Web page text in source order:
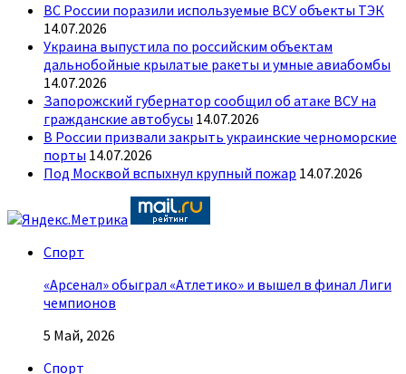
ВС России поразили используемые ВСУ объекты ТЭК
14.07.2026
Украина выпустила по российским объектам
дальнобойные крылатые ракеты и умные авиабомбы
14.07.2026
Запорожский губернатор сообщил об атаке ВСУ на
гражданские автобусы 14.07.2026
В России призвали закрыть украинские черноморские
порты 14.07.2026
Под Москвой вспыхнул крупный пожар 14.07.2026
Спорт
«Арсенал» обыграл «Атлетико» и вышел в финал Лиги
чемпионов
5 Май, 2026
Спорт